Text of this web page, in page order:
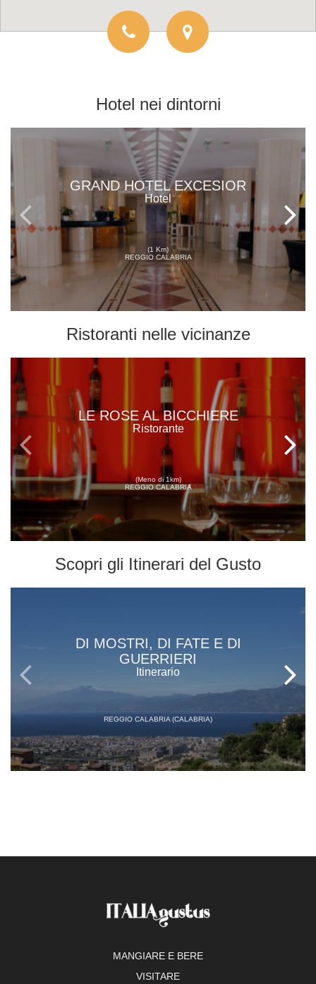
Hotel nei dintorni
GRAND HOTEL EXCESIOR
Hotel
(1 Km)
REGGIO CALABRIA
Ristoranti nelle vicinanze
LE ROSE AL BICCHIERE
Ristorante
(Meno di 1km)
REGGIO CALABRIA
Scopri gli Itinerari del Gusto
DI MOSTRI, DI FATE E DI
GUERRIERI
Itinerario
REGGIO CALABRIA (CALABRIA)
MANGIARE E BERE
VISITARE